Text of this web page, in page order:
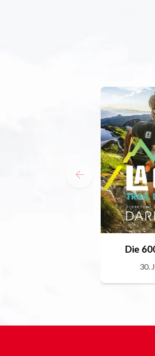
Die
30.